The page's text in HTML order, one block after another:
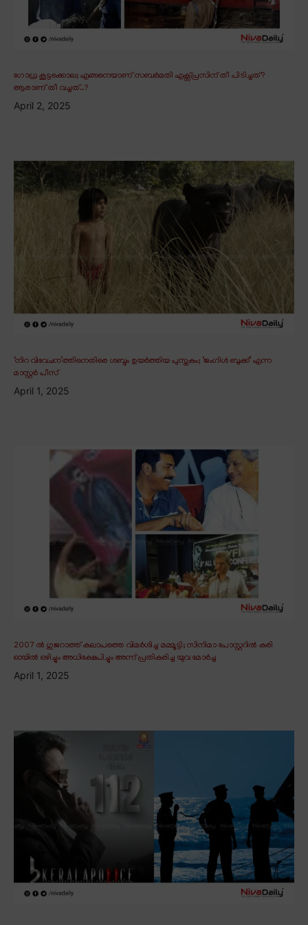
ഗോധ്ര കൂട്ടക്കൊല; എങ്ങനെയാണ് സബർമതി എക്സ്പ്രസിന് തീ പിടിച്ചത്?
ആരാണ് തീ വച്ചത്..?
April 2, 2025
‘നിറ വിവേചന’ത്തിനെതിരെ ശബ്ദം ഉയർത്തിയ പുസ്തകം; ‘ജംഗിൾ ബുക്ക്’ എന്ന
മാസ്റ്റർ പീസ്
April 1, 2025
2007 ൽ ഗുജറാത്ത് കലാപത്തെ വിമർശിച്ച മമ്മൂട്ടി; സിനിമാ പോസ്റ്ററിൽ കരി
ഓയിൽ ഒഴിച്ചും അധിക്ഷേപിച്ചും അന്ന് പ്രതികരിച്ച യുവ മോർച്ച
April 1, 2025